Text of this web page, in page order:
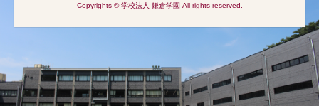
Copyrights © 学校法人 鎌倉学園 All rights reserved.